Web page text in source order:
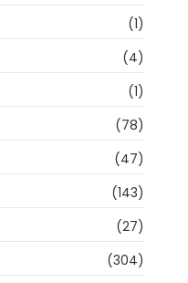
(1)
(4)
(1)
(78)
(47)
(143)
(27)
(304)